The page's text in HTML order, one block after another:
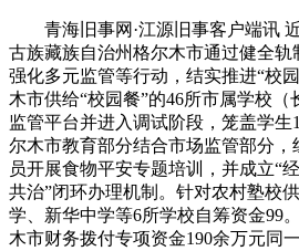
青海旧事网·江源旧事客户端讯
古族藏族自治州格尔木市通过健全轨
强化多元监管等行动，结实推进“校
木市供给“校园餐”的46所市属学校
监管平台并进入调试阶段，笼盖学生
尔木市教育部分结合市场监管部分，
员开展食物平安专题培训，并成立“
共治”闭环办理机制。针对农村塾校
学、新华中学等6所学校自筹资金99
木市财务拨付专项资金190余万元同